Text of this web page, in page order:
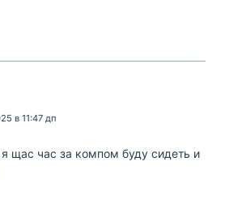
в 11:47 дп
я щас час за компом буду сидеть и